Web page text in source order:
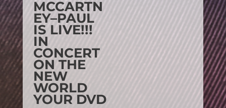
MCCARTN
EY–PAUL
IS LIVE!!!
IN
CONCERT
ON THE
NEW
WORLD
YOUR DVD